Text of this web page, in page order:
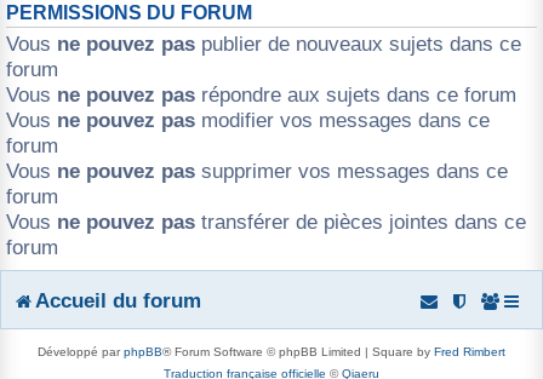
PERMISSIONS DU FORUM
Vous ne pouvez pas publier de nouveaux sujets dans ce
forum
Vous ne pouvez pas répondre aux sujets dans ce forum
Vous ne pouvez pas modifier vos messages dans ce
forum
Vous ne pouvez pas supprimer vos messages dans ce
forum
Vous ne pouvez pas transférer de pièces jointes dans ce
forum
Accueil du forum
Développé parphpBB® Forum Software © phpBB Limited | Square by Fred Rimbert
Traduction française officielle ©Qiaeru